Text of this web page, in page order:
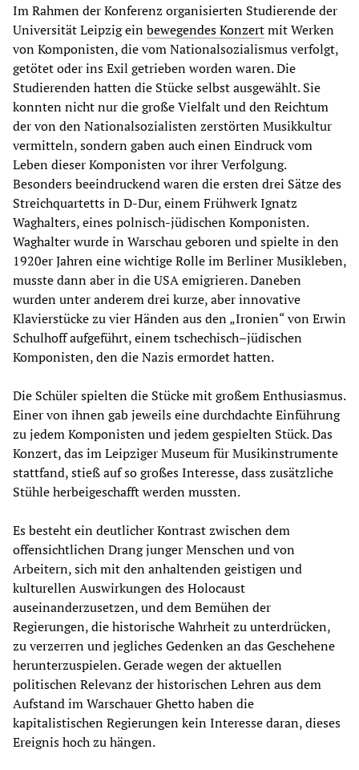
Im Rahmen der Konferenz organisierten Studierende der
Universität Leipzig einbewegendes Konzertmit Werken
von Komponisten, die vom Nationalsozialismus verfolgt,
getötet oder ins Exil getrieben worden waren. Die
Studierenden hatten die Stücke selbst ausgewählt. Sie
konnten nicht nur die große Vielfalt und den Reichtum
der von den Nationalsozialisten zerstörten Musikkultur
vermitteln, sondern gaben auch einen Eindruck vom
Leben dieser Komponisten vor ihrer Verfolgung.
Besonders beeindruckend waren die ersten drei Sätze des
Streichquartetts in D-Dur, einem Frühwerk Ignatz
Waghalters, eines polnisch-jüdischen Komponisten.
Waghalter wurde in Warschau geboren und spielte in den
1920er Jahren eine wichtige Rolle im Berliner Musikleben,
musste dann aber in die USA emigrieren. Daneben
wurden unter anderem drei kurze, aber innovative
Klavierstücke zu vier Händen aus den „Ironien“ von Erwin
Schulhoff aufgeführt, einem tschechisch–jüdischen
Komponisten, den die Nazis ermordet hatten.
Die Schüler spielten die Stücke mit großem Enthusiasmus.
Einer von ihnen gab jeweils eine durchdachte Einführung
zu jedem Komponisten und jedem gespielten Stück. Das
Konzert, das im Leipziger Museum für Musikinstrumente
stattfand, stieß auf so großes Interesse, dass zusätzliche
Stühle herbeigeschafft werden mussten.
Es besteht ein deutlicher Kontrast zwischen dem
offensichtlichen Drang junger Menschen und von
Arbeitern, sich mit den anhaltenden geistigen und
kulturellen Auswirkungen des Holocaust
auseinanderzusetzen, und dem Bemühen der
Regierungen, die historische Wahrheit zu unterdrücken,
zu verzerren und jegliches Gedenken an das Geschehene
herunterzuspielen. Gerade wegen der aktuellen
politischen Relevanz der historischen Lehren aus dem
Aufstand im Warschauer Ghetto haben die
kapitalistischen Regierungen kein Interesse daran, dieses
Ereignis hoch zu hängen.